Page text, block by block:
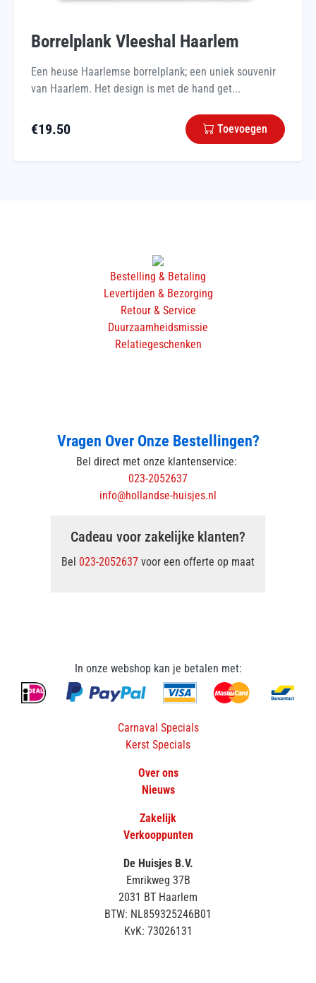
Borrelplank Vleeshal Haarlem
Een heuse Haarlemse borrelplank; een uniek souvenir
van Haarlem. Het design is met de hand get...
€19.50 Toevoegen
Bestelling & Betaling
Levertijden & Bezorging
Retour & Service
Duurzaamheidsmissie
Relatiegeschenken
Vragen Over Onze Bestellingen?
Bel direct met onze klantenservice:
023-2052637
info@hollandse-huisjes.nl
Cadeau voor zakelijke klanten?
Bel 023-2052637 voor een offerte op maat
In onze webshop kan je betalen met:
Carnaval Specials
Kerst Specials
Over ons
Nieuws
Zakelijk
Verkooppunten
De Huisjes B.V.
Emrikweg 37B
2031 BT Haarlem
BTW: NL859325246B01
KvK: 73026131